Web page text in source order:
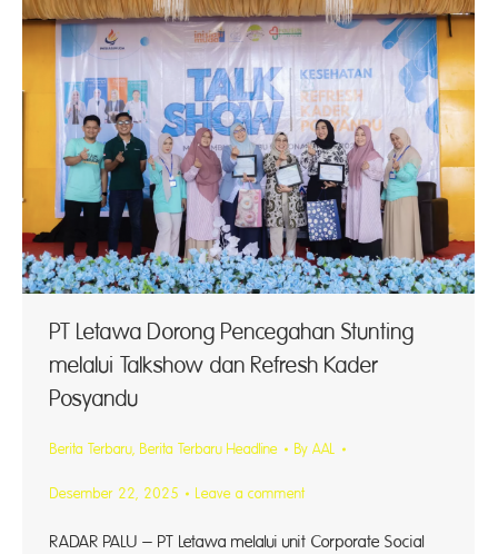
PT Letawa Dorong Pencegahan Stunting
melalui Talkshow dan Refresh Kader
Posyandu
Berita Terbaru, Berita Terbaru Headline By AAL
Desember 22, 2025 Leave a comment
RADAR PALU – PT Letawa melalui unit Corporate Social